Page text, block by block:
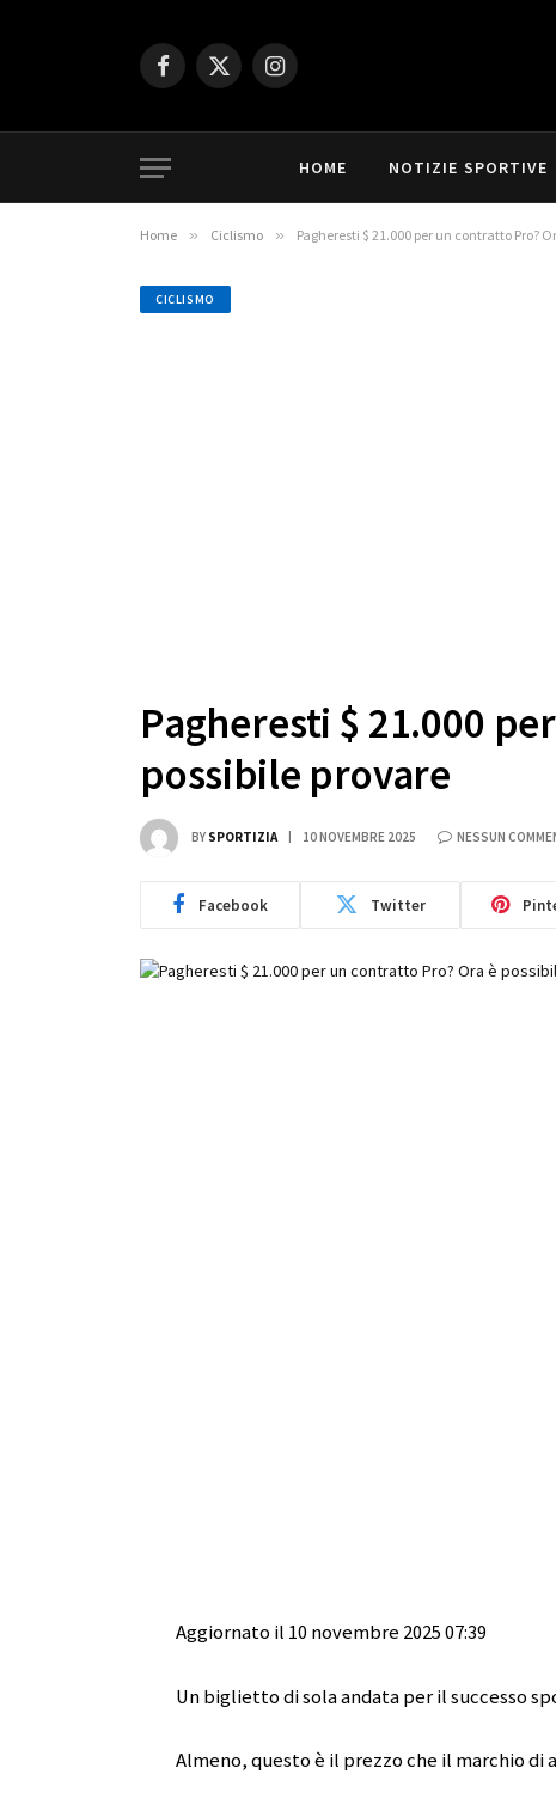
Facebook
X
Instagram
HOME NOTIZIE SPORTIVE
Home » Ciclismo » Pagheresti $ 21.000 per un contratto Pro?
CICLISMO
Pagheresti $ 21.000
possibile provare
BY SPORTIZIA 10 NOVEMBRE 2025 NESSUN
Facebook Twitter
Aggiornato il 10 novembre 2025 07:39
Un biglietto di sola andata per il successo
Almeno, questo è il prezzo che il marchio di